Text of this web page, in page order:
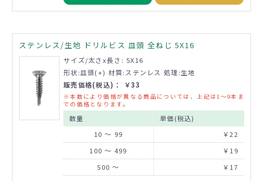
ステンレス/生地 ドリルビス 皿頭 全ねじ 5X16
サイズ/太さx長さ: 5X16
形状:皿頭(+) 材質:ステンレス 処理:生地
販売価格(税込)： ￥33
※本数により価格が異なる商品については、上記は1～9本ま
での価格となります。
数量
単価(税込)
10 ～ 99
￥22
100 ～ 499
￥19
500 ～
￥17